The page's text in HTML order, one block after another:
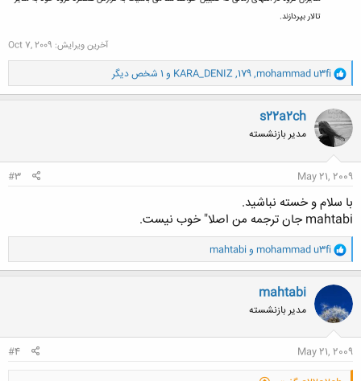
تالار بپردازند.
آخرین ویرایش: Oct 7, 2009
و
ا
ک
ن
ش
ه
ا
mohammad u3fi
,
179
,
KARA_DENIZ و 1 شخص دیگر
s22a2ch
مدیر بازنشسته
May 21, 2009
#3
با سلام و خسته نباشید.
mahtabi جان ترجمه من اصلا" خوب نیست.
و
ا
ک
ن
ه
ا
mohammad u3fi و mahtabi
mahtabi
مدیر بازنشسته
May 21, 2009
#4